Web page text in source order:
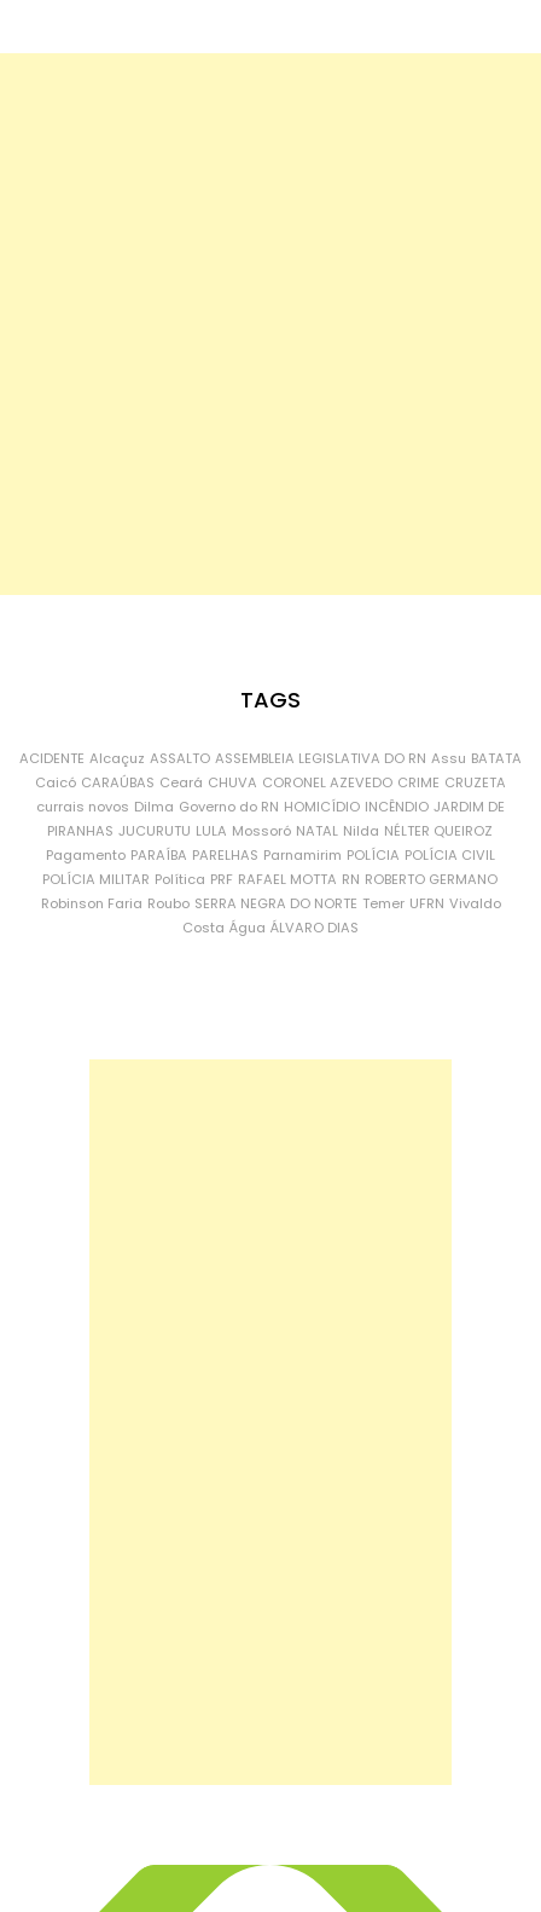
TAGS
ACIDENTE Alcaçuz ASSALTO ASSEMBLEIA LEGISLATIVA DO RN Assu BATATA
Caicó CARAÚBAS Ceará CHUVA CORONEL AZEVEDO CRIME CRUZETA
currais novos Dilma Governo do RN HOMICÍDIO INCÊNDIO JARDIM DE
PIRANHAS JUCURUTU LULA Mossoró NATAL Nilda NÉLTER QUEIROZ
Pagamento PARAÍBA PARELHAS Parnamirim POLÍCIA POLÍCIA CIVIL
POLÍCIA MILITAR Política PRF RAFAEL MOTTA RN ROBERTO GERMANO
Robinson Faria Roubo SERRA NEGRA DO NORTE Temer UFRN Vivaldo
Costa Água ÁLVARO DIAS